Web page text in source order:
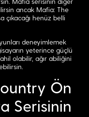
Mafia serisinin diğer
ancak Mafia: The
çıkacağı henüz belli
deneyimlemek
yeterince güçlü
olabilir, ağır abiliğini
Ön
Serisinin